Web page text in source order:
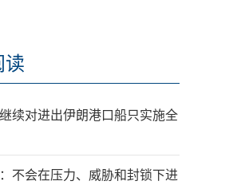
读
续对进出伊朗港口船只实施全
不会在压力、威胁和封锁下进